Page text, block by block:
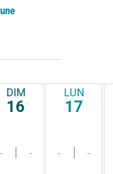
DIM
16
-
LUN
17
- -